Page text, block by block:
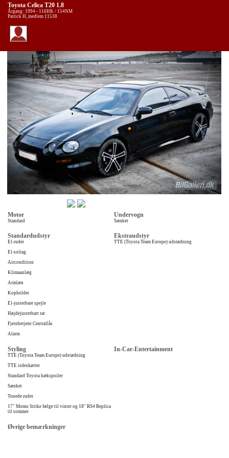
Toyota Celica T20 1.8
Årgang: 1994 - 116HK / 154NM
Patrick H, medlem 11538
Motor
Standard
Undervogn
Sænket
Standardudstyr
El-ruder
El-soltag
Aircondition
Klimaanlæg
Armlæn
Kopholder
El-justerbare spejle
Højdejusterbart rat
Fjernbetjent Centrallås
Alarm
Ekstraudstyr
TTE (Toyota Team Europe) udstødning
Styling
TTE (Toyota Team Europe) udstødning
TTE sideskørter
Standard Toyota hækspoiler
Sænket
Tonede ruder
17" Momo Strike fælge til vinter og 18" RS4 Replica
til sommer
In-Car-Entertainment
Øvrige bemærkninger